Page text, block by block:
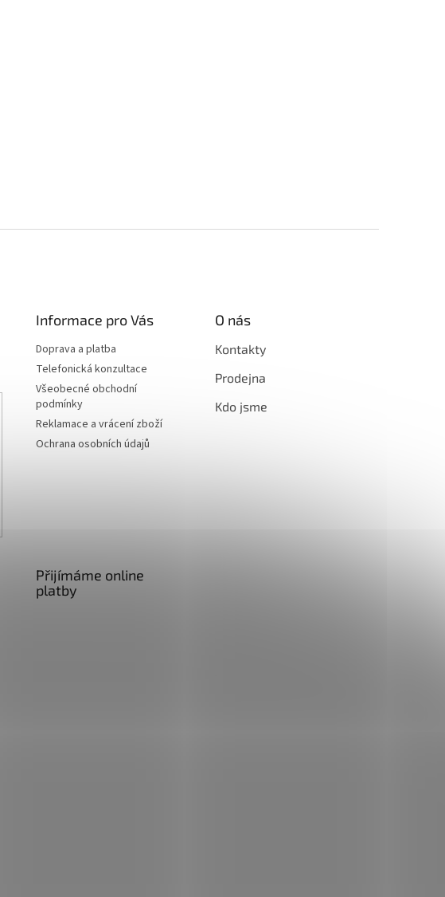
Informace pro Vás
Doprava a platba
Telefonická konzultace
Všeobecné obchodní
podmínky
Reklamace a vrácení zboží
Ochrana osobních údajů
O nás
Kontakty
Prodejna
Kdo jsme
Přijímáme online
platby